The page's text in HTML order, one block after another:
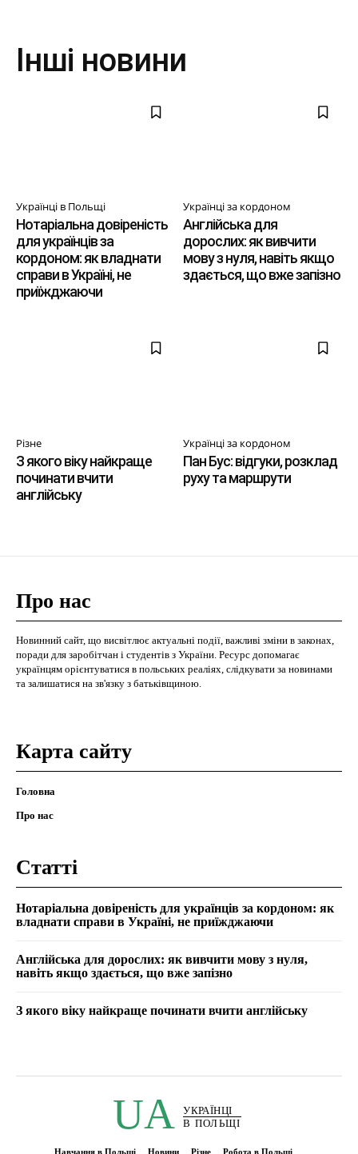
Інші новини
Українці в Польщі
Нотаріальна довіреність
для українців за
кордоном: як владнати
справи в Україні, не
приїжджаючи
Українці за кордоном
Англійська для
дорослих: як вивчити
мову з нуля, навіть якщо
здається, що вже запізно
Різне
З якого віку найкраще
починати вчити
англійську
Українці за кордоном
Пан Бус: відгуки, розклад
руху та маршрути
Про нас
Новинний сайт, що висвітлює актуальні події, важливі зміни в законах,
поради для заробітчан і студентів з України. Ресурс допомагає
українцям орієнтуватися в польських реаліях, слідкувати за новинами
та залишатися на зв'язку з батьківщиною.
Карта сайту
Головна
Про нас
Статті
Нотаріальна довіреність для українців за кордоном: як
владнати справи в Україні, не приїжджаючи
Англійська для дорослих: як вивчити мову з нуля,
навіть якщо здається, що вже запізно
З якого віку найкраще починати вчити англійську
UA
УКРАЇНЦІ
В ПОЛЬЩІ
Навчання в Польщі Новини Різне Робота в Польщі